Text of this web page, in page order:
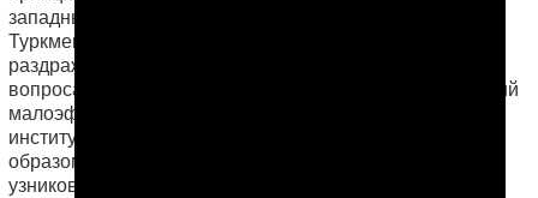
западных посольств, представителей ООН и ОБСЕ в
Туркменистане – явление того же плана. Они не хотят
раздражать диктаторский режим «неудобными»
вопросами, что вполне устраивает режим, имитирующий
малоэффективный «диалог» с международными
институтами по проблемам прав человека. Таким
образом, ответственность за смерти политических
узников в Туркменистане лежит и на странах Запада.